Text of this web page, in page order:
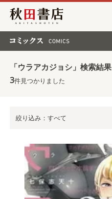
秋田書店
「ウラアカジョシ」検索結果
3件見つかりました
絞り込み：すべて